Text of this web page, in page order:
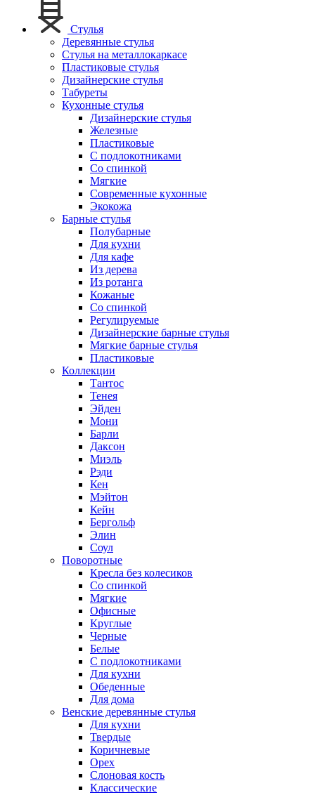
Стулья
Деревянные стулья
Стулья на металлокаркасе
Пластиковые стулья
Дизайнерские стулья
Табуреты
Кухонные стулья
Дизайнерские стулья
Железные
Пластиковые
С подлокотниками
Со спинкой
Мягкие
Современные кухонные
Экокожа
Барные стулья
Полубарные
Для кухни
Для кафе
Из дерева
Из ротанга
Кожаные
Со спинкой
Регулируемые
Дизайнерские барные стулья
Мягкие барные стулья
Пластиковые
Коллекции
Тантос
Тенея
Эйден
Мони
Барли
Даксон
Миэль
Рэди
Кен
Мэйтон
Кейн
Бергольф
Элин
Соул
Поворотные
Кресла без колесиков
Со спинкой
Мягкие
Офисные
Круглые
Черные
Белые
С подлокотниками
Для кухни
Обеденные
Для дома
Венские деревянные стулья
Для кухни
Твердые
Коричневые
Орех
Слоновая кость
Классические